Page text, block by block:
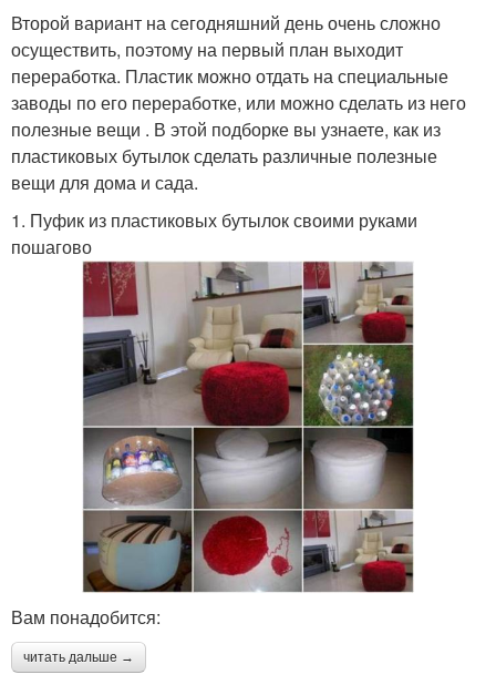
Второй вариант на сегодняшний день очень сложно
осуществить, поэтому на первый план выходит
переработка. Пластик можно отдать на специальные
заводы по его переработке, или можно сделать из него
полезные вещи . В этой подборке вы узнаете, как из
пластиковых бутылок сделать различные полезные
вещи для дома и сада.
1. Пуфик из пластиковых бутылок своими руками
пошагово
Вам понадобится:
читать дальше →